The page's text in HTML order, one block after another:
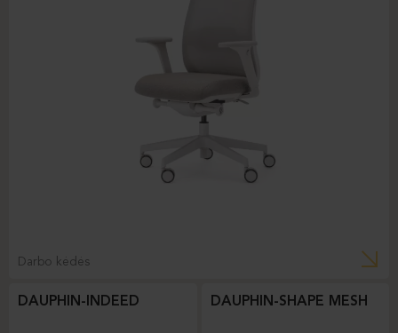
Darbo kėdės
DAUPHIN-INDEED DAUPHIN-SHAPE MESH